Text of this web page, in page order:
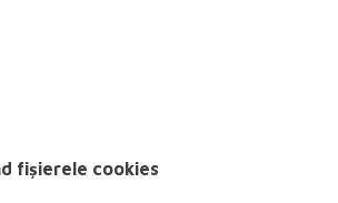
fișierele cookies